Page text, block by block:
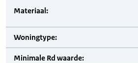
Materiaal:
Woningtype:
Minimale Rd waarde: